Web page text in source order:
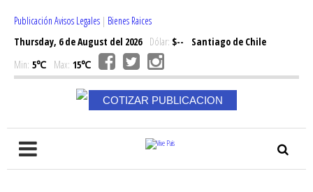
Publicación Avisos Legales | Bienes Raices
Thursday, 6 de August del 2026Dólar: $--
Santiago de Chile
Min: 5℃ Max: 15℃
COTIZAR PUBLICACION